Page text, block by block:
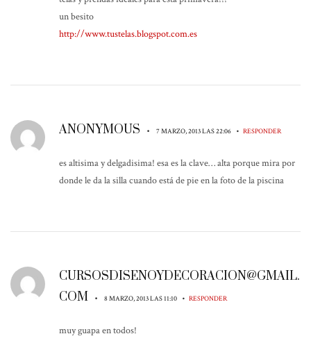
un besito
http://www.tustelas.blogspot.com.es
ANONYMOUS • 7 MARZO, 2013 LAS 22:06 • RESPONDER
es altisima y delgadisima! esa es la clave… alta porque mira por
donde le da la silla cuando está de pie en la foto de la piscina
CURSOSDISENOYDECORACION@GMAIL.
COM
• 8 MARZO, 2013 LAS 11:10 • RESPONDER
muy guapa en todos!